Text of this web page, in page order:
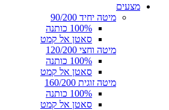
מצעים
מיטה יחיד 90/200
100% כותנה
סאטן אל קמט
מיטה וחצי 120/200
100% כותנה
סאטן אל קמט
מיטה זוגית 160/200
100% כותנה
סאטן אל קמט